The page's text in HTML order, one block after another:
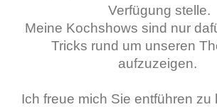
Verfügung stelle.
Meine Kochshows sind nur
Tricks rund um unseren
aufzuzeigen.
Ich freue mich Sie entführen zu